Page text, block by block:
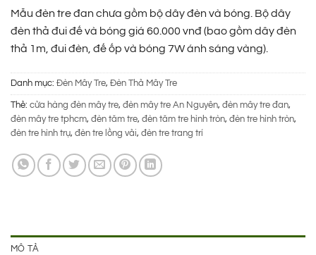
Mẫu đèn tre đan chưa gồm bộ dây đèn và bóng. Bộ dây
đèn thả đui đế và bóng giá 60.000 vnđ (bao gồm dây đèn
thả 1m, đui đèn, đế ốp và bóng 7W ánh sáng vàng).
Danh mục: Đèn Mây Tre, Đèn Thả Mây Tre
Thẻ: cửa hàng đèn mây tre, đèn mây tre An Nguyên, đèn mây tre đan,
đèn mây tre tphcm, đèn tăm tre, đèn tăm tre hình tròn, đèn tre hình tròn,
đèn tre hình trụ, đèn tre lồng vải, đèn tre trang trí
MÔ TẢ